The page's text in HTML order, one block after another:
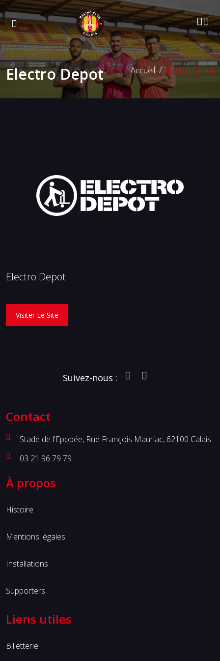
Electro Depot Accueil Electro Depot
Electro Depot
Visiter Le Site
Suivez-nous :
Contact
Stade de l'Epopée, Rue François Mauriac, 62100 Calais
03 21 96 79 79
À propos
Histoire
Mentions légales
Installations
Supporters
Liens utiles
Billetterie